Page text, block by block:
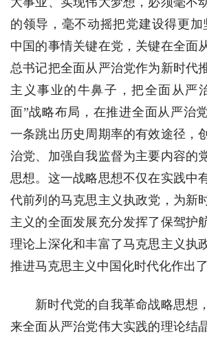
的领导，毫不动摇把党建设得更加
中国的事情关键在党，关键在全面
总书记把全面从严治党作为新时代
主义事业的牛鼻子，把全面从严
面”战略布局，在推进全面从严治
一条跳出历史周期率的有效途径，
治党、加强自我监督为主要内容的
思想。这一战略思想不仅在实践中
代前列的马克思主义执政党，为新
主义的全面发展充分发挥了保驾护
理论上深化和丰富了马克思主义执
推进马克思主义中国化时代化作出
新时代党的自我革命战略思想
来全面从严治党伟大实践的理论结